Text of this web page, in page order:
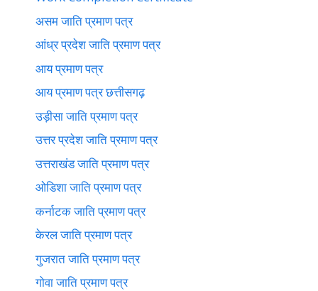
असम जाति प्रमाण पत्र
आंध्र प्रदेश जाति प्रमाण पत्र
आय प्रमाण पत्र
आय प्रमाण पत्र छत्तीसगढ़
उड़ीसा जाति प्रमाण पत्र
उत्तर प्रदेश जाति प्रमाण पत्र
उत्तराखंड जाति प्रमाण पत्र
ओडिशा जाति प्रमाण पत्र
कर्नाटक जाति प्रमाण पत्र
केरल जाति प्रमाण पत्र
गुजरात जाति प्रमाण पत्र
गोवा जाति प्रमाण पत्र